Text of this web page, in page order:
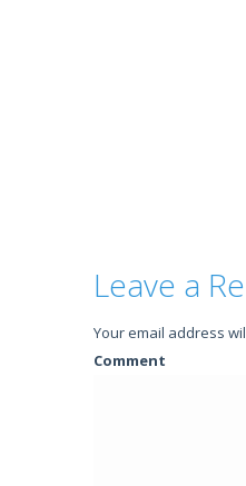
Leave a
Your email address
Comment